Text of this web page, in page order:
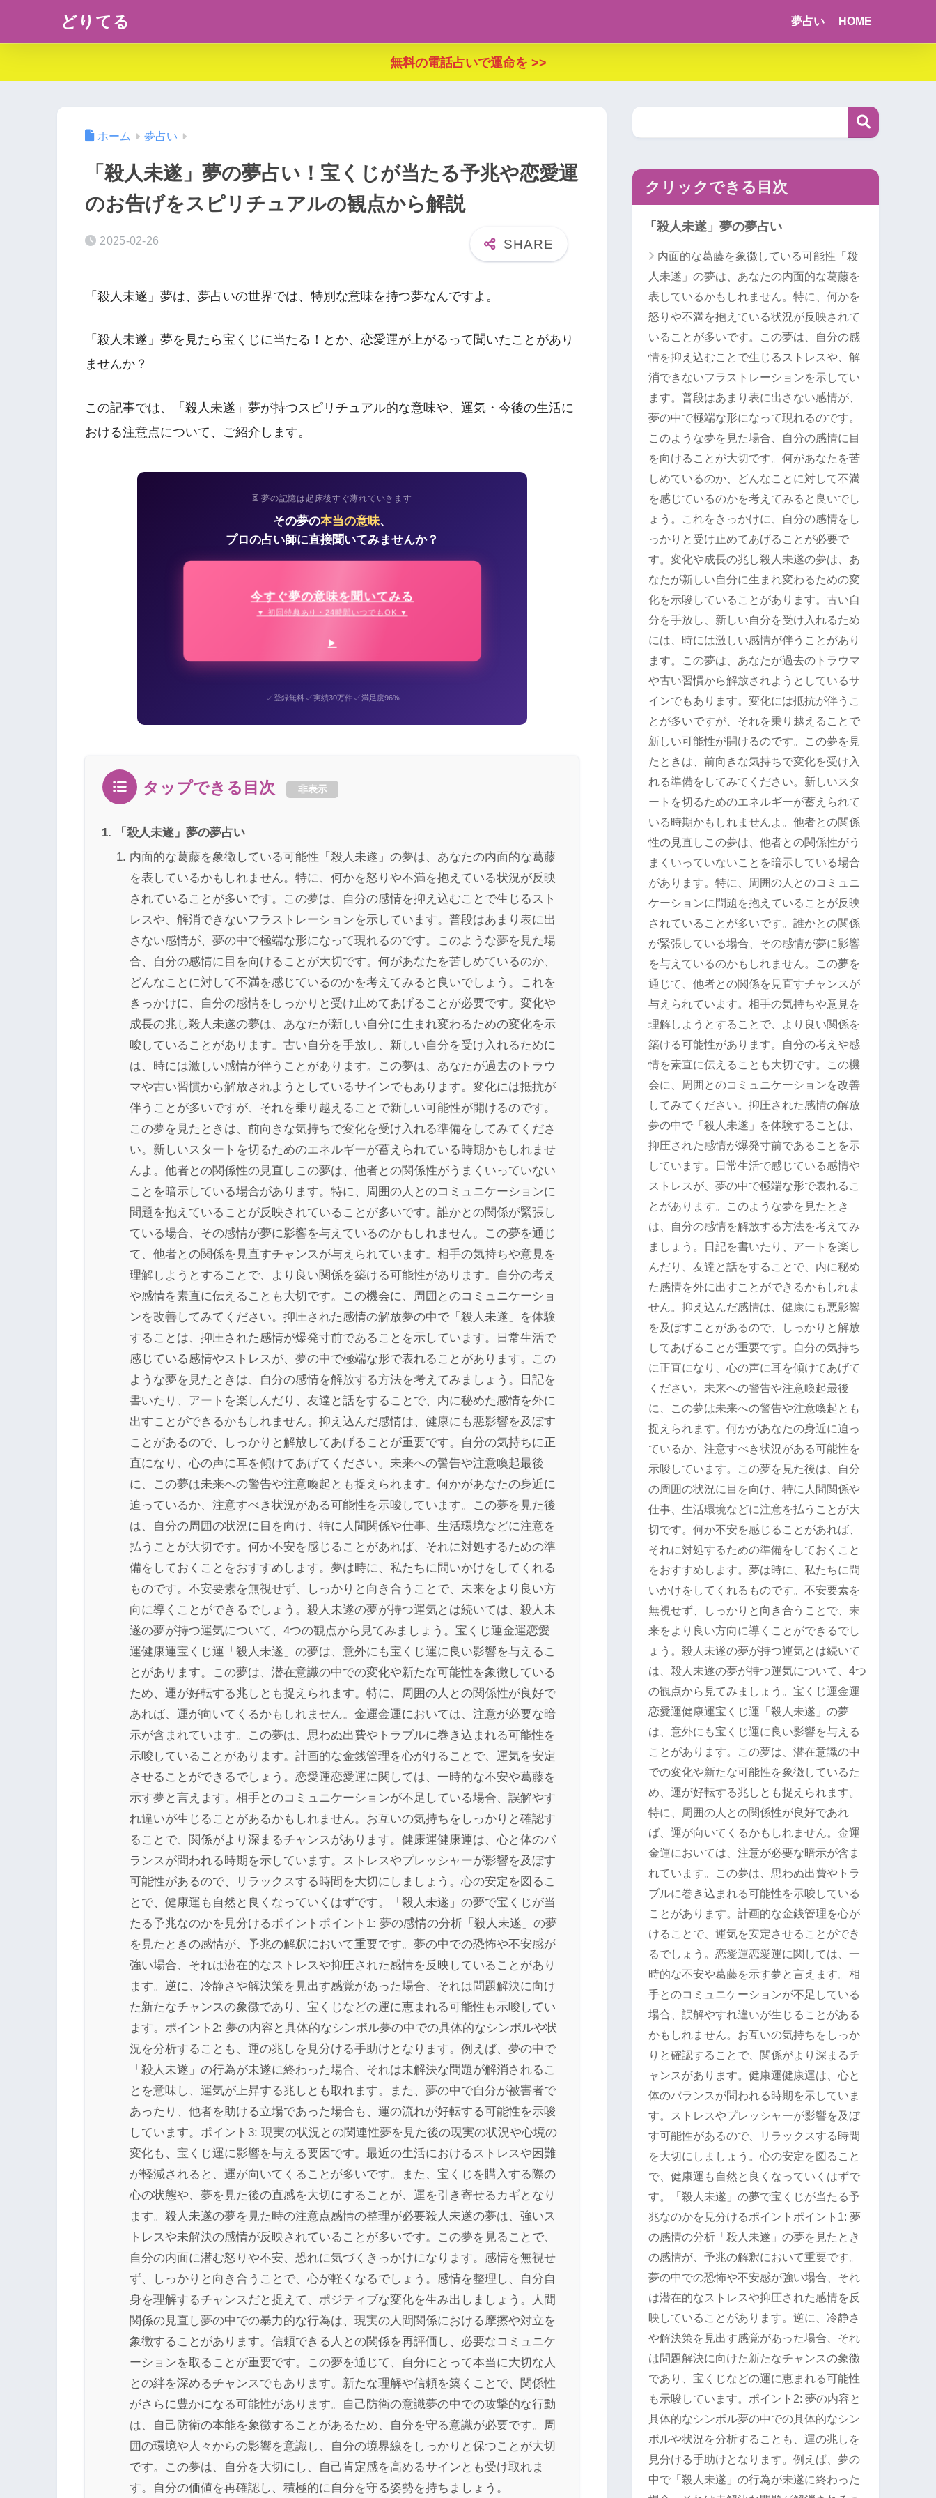
どりてる 夢占い HOME
無料の電話占いで運命を >>
ホーム 夢占い
「殺人未遂」夢の夢占い！宝くじが当たる予兆や恋愛運
のお告げをスピリチュアルの観点から解説
2025-02-26
「殺人未遂」夢は、夢占いの世界では、特別な意味を持つ夢なんですよ。
「殺人未遂」夢を見たら宝くじに当たる！とか、恋愛運が上がるって聞いたことがあり
ませんか？
この記事では、「殺人未遂」夢が持つスピリチュアル的な意味や、運気・今後の生活に
おける注意点について、ご紹介します。
⏳ 夢の記憶は起床後すぐ薄れていきます
その夢の本当の意味、
プロの占い師に直接聞いてみませんか？
今すぐ夢の意味を聞いてみる
▼ 初回特典あり・24時間いつでもOK ▼
✓登録無料✓実績30万件✓満足度96%
タップできる目次 非表示
「殺人未遂」夢の夢占い
内面的な葛藤を象徴している可能性「殺人未遂」の夢は、あなたの内面的な葛藤
を表しているかもしれません。特に、何かを怒りや不満を抱えている状況が反映
されていることが多いです。この夢は、自分の感情を抑え込むことで生じるスト
レスや、解消できないフラストレーションを示しています。普段はあまり表に出
さない感情が、夢の中で極端な形になって現れるのです。このような夢を見た場
合、自分の感情に目を向けることが大切です。何があなたを苦しめているのか、
どんなことに対して不満を感じているのかを考えてみると良いでしょう。これを
きっかけに、自分の感情をしっかりと受け止めてあげることが必要です。変化や
成長の兆し殺人未遂の夢は、あなたが新しい自分に生まれ変わるための変化を示
唆していることがあります。古い自分を手放し、新しい自分を受け入れるために
は、時には激しい感情が伴うことがあります。この夢は、あなたが過去のトラウ
マや古い習慣から解放されようとしているサインでもあります。変化には抵抗が
伴うことが多いですが、それを乗り越えることで新しい可能性が開けるのです。
この夢を見たときは、前向きな気持ちで変化を受け入れる準備をしてみてくださ
い。新しいスタートを切るためのエネルギーが蓄えられている時期かもしれませ
んよ。他者との関係性の見直しこの夢は、他者との関係性がうまくいっていない
ことを暗示している場合があります。特に、周囲の人とのコミュニケーションに
問題を抱えていることが反映されていることが多いです。誰かとの関係が緊張し
ている場合、その感情が夢に影響を与えているのかもしれません。この夢を通じ
て、他者との関係を見直すチャンスが与えられています。相手の気持ちや意見を
理解しようとすることで、より良い関係を築ける可能性があります。自分の考え
や感情を素直に伝えることも大切です。この機会に、周囲とのコミュニケーショ
ンを改善してみてください。抑圧された感情の解放夢の中で「殺人未遂」を体験
することは、抑圧された感情が爆発寸前であることを示しています。日常生活で
感じている感情やストレスが、夢の中で極端な形で表れることがあります。この
ような夢を見たときは、自分の感情を解放する方法を考えてみましょう。日記を
書いたり、アートを楽しんだり、友達と話をすることで、内に秘めた感情を外に
出すことができるかもしれません。抑え込んだ感情は、健康にも悪影響を及ぼす
ことがあるので、しっかりと解放してあげることが重要です。自分の気持ちに正
直になり、心の声に耳を傾けてあげてください。未来への警告や注意喚起最後
に、この夢は未来への警告や注意喚起とも捉えられます。何かがあなたの身近に
迫っているか、注意すべき状況がある可能性を示唆しています。この夢を見た後
は、自分の周囲の状況に目を向け、特に人間関係や仕事、生活環境などに注意を
払うことが大切です。何か不安を感じることがあれば、それに対処するための準
備をしておくことをおすすめします。夢は時に、私たちに問いかけをしてくれる
ものです。不安要素を無視せず、しっかりと向き合うことで、未来をより良い方
向に導くことができるでしょう。殺人未遂の夢が持つ運気とは続いては、殺人未
遂の夢が持つ運気について、4つの観点から見てみましょう。宝くじ運金運恋愛
運健康運宝くじ運「殺人未遂」の夢は、意外にも宝くじ運に良い影響を与えるこ
とがあります。この夢は、潜在意識の中での変化や新たな可能性を象徴している
ため、運が好転する兆しとも捉えられます。特に、周囲の人との関係性が良好で
あれば、運が向いてくるかもしれません。金運金運においては、注意が必要な暗
示が含まれています。この夢は、思わぬ出費やトラブルに巻き込まれる可能性を
示唆していることがあります。計画的な金銭管理を心がけることで、運気を安定
させることができるでしょう。恋愛運恋愛運に関しては、一時的な不安や葛藤を
示す夢と言えます。相手とのコミュニケーションが不足している場合、誤解やす
れ違いが生じることがあるかもしれません。お互いの気持ちをしっかりと確認す
ることで、関係がより深まるチャンスがあります。健康運健康運は、心と体のバ
ランスが問われる時期を示しています。ストレスやプレッシャーが影響を及ぼす
可能性があるので、リラックスする時間を大切にしましょう。心の安定を図るこ
とで、健康運も自然と良くなっていくはずです。「殺人未遂」の夢で宝くじが当
たる予兆なのかを見分けるポイントポイント1: 夢の感情の分析「殺人未遂」の夢
を見たときの感情が、予兆の解釈において重要です。夢の中での恐怖や不安感が
強い場合、それは潜在的なストレスや抑圧された感情を反映していることがあり
ます。逆に、冷静さや解決策を見出す感覚があった場合、それは問題解決に向け
た新たなチャンスの象徴であり、宝くじなどの運に恵まれる可能性も示唆してい
ます。ポイント2: 夢の内容と具体的なシンボル夢の中での具体的なシンボルや状
況を分析することも、運の兆しを見分ける手助けとなります。例えば、夢の中で
「殺人未遂」の行為が未遂に終わった場合、それは未解決な問題が解消されるこ
とを意味し、運気が上昇する兆しとも取れます。また、夢の中で自分が被害者で
あったり、他者を助ける立場であった場合も、運の流れが好転する可能性を示唆
しています。ポイント3: 現実の状況との関連性夢を見た後の現実の状況や心境の
変化も、宝くじ運に影響を与える要因です。最近の生活におけるストレスや困難
が軽減されると、運が向いてくることが多いです。また、宝くじを購入する際の
心の状態や、夢を見た後の直感を大切にすることが、運を引き寄せるカギとなり
ます。殺人未遂の夢を見た時の注意点感情の整理が必要殺人未遂の夢は、強いス
トレスや未解決の感情が反映されていることが多いです。この夢を見ることで、
自分の内面に潜む怒りや不安、恐れに気づくきっかけになります。感情を無視せ
ず、しっかりと向き合うことで、心が軽くなるでしょう。感情を整理し、自分自
身を理解するチャンスだと捉えて、ポジティブな変化を生み出しましょう。人間
関係の見直し夢の中での暴力的な行為は、現実の人間関係における摩擦や対立を
象徴することがあります。信頼できる人との関係を再評価し、必要なコミュニケ
ーションを取ることが重要です。この夢を通じて、自分にとって本当に大切な人
との絆を深めるチャンスでもあります。新たな理解や信頼を築くことで、関係性
がさらに豊かになる可能性があります。自己防衛の意識夢の中での攻撃的な行動
は、自己防衛の本能を象徴することがあるため、自分を守る意識が必要です。周
囲の環境や人々からの影響を意識し、自分の境界線をしっかりと保つことが大切
です。この夢は、自分を大切にし、自己肯定感を高めるサインとも受け取れま
す。自分の価値を再確認し、積極的に自分を守る姿勢を持ちましょう。
クリックできる目次
「殺人未遂」夢の夢占い
内面的な葛藤を象徴している可能性「殺
人未遂」の夢は、あなたの内面的な葛藤を
表しているかもしれません。特に、何かを
怒りや不満を抱えている状況が反映されて
いることが多いです。この夢は、自分の感
情を抑え込むことで生じるストレスや、解
消できないフラストレーションを示してい
ます。普段はあまり表に出さない感情が、
夢の中で極端な形になって現れるのです。
このような夢を見た場合、自分の感情に目
を向けることが大切です。何があなたを苦
しめているのか、どんなことに対して不満
を感じているのかを考えてみると良いでし
ょう。これをきっかけに、自分の感情をし
っかりと受け止めてあげることが必要で
す。変化や成長の兆し殺人未遂の夢は、あ
なたが新しい自分に生まれ変わるための変
化を示唆していることがあります。古い自
分を手放し、新しい自分を受け入れるため
には、時には激しい感情が伴うことがあり
ます。この夢は、あなたが過去のトラウマ
や古い習慣から解放されようとしているサ
インでもあります。変化には抵抗が伴うこ
とが多いですが、それを乗り越えることで
新しい可能性が開けるのです。この夢を見
たときは、前向きな気持ちで変化を受け入
れる準備をしてみてください。新しいスタ
ートを切るためのエネルギーが蓄えられて
いる時期かもしれませんよ。他者との関係
性の見直しこの夢は、他者との関係性がう
まくいっていないことを暗示している場合
があります。特に、周囲の人とのコミュニ
ケーションに問題を抱えていることが反映
されていることが多いです。誰かとの関係
が緊張している場合、その感情が夢に影響
を与えているのかもしれません。この夢を
通じて、他者との関係を見直すチャンスが
与えられています。相手の気持ちや意見を
理解しようとすることで、より良い関係を
築ける可能性があります。自分の考えや感
情を素直に伝えることも大切です。この機
会に、周囲とのコミュニケーションを改善
してみてください。抑圧された感情の解放
夢の中で「殺人未遂」を体験することは、
抑圧された感情が爆発寸前であることを示
しています。日常生活で感じている感情や
ストレスが、夢の中で極端な形で表れるこ
とがあります。このような夢を見たとき
は、自分の感情を解放する方法を考えてみ
ましょう。日記を書いたり、アートを楽し
んだり、友達と話をすることで、内に秘め
た感情を外に出すことができるかもしれま
せん。抑え込んだ感情は、健康にも悪影響
を及ぼすことがあるので、しっかりと解放
してあげることが重要です。自分の気持ち
に正直になり、心の声に耳を傾けてあげて
ください。未来への警告や注意喚起最後
に、この夢は未来への警告や注意喚起とも
捉えられます。何かがあなたの身近に迫っ
ているか、注意すべき状況がある可能性を
示唆しています。この夢を見た後は、自分
の周囲の状況に目を向け、特に人間関係や
仕事、生活環境などに注意を払うことが大
切です。何か不安を感じることがあれば、
それに対処するための準備をしておくこと
をおすすめします。夢は時に、私たちに問
いかけをしてくれるものです。不安要素を
無視せず、しっかりと向き合うことで、未
来をより良い方向に導くことができるでし
ょう。殺人未遂の夢が持つ運気とは続いて
は、殺人未遂の夢が持つ運気について、4つ
の観点から見てみましょう。宝くじ運金運
恋愛運健康運宝くじ運「殺人未遂」の夢
は、意外にも宝くじ運に良い影響を与える
ことがあります。この夢は、潜在意識の中
での変化や新たな可能性を象徴しているた
め、運が好転する兆しとも捉えられます。
特に、周囲の人との関係性が良好であれ
ば、運が向いてくるかもしれません。金運
金運においては、注意が必要な暗示が含ま
れています。この夢は、思わぬ出費やトラ
ブルに巻き込まれる可能性を示唆している
ことがあります。計画的な金銭管理を心が
けることで、運気を安定させることができ
るでしょう。恋愛運恋愛運に関しては、一
時的な不安や葛藤を示す夢と言えます。相
手とのコミュニケーションが不足している
場合、誤解やすれ違いが生じることがある
かもしれません。お互いの気持ちをしっか
りと確認することで、関係がより深まるチ
ャンスがあります。健康運健康運は、心と
体のバランスが問われる時期を示していま
す。ストレスやプレッシャーが影響を及ぼ
す可能性があるので、リラックスする時間
を大切にしましょう。心の安定を図ること
で、健康運も自然と良くなっていくはずで
す。「殺人未遂」の夢で宝くじが当たる予
兆なのかを見分けるポイントポイント1: 夢
の感情の分析「殺人未遂」の夢を見たとき
の感情が、予兆の解釈において重要です。
夢の中での恐怖や不安感が強い場合、それ
は潜在的なストレスや抑圧された感情を反
映していることがあります。逆に、冷静さ
や解決策を見出す感覚があった場合、それ
は問題解決に向けた新たなチャンスの象徴
であり、宝くじなどの運に恵まれる可能性
も示唆しています。ポイント2: 夢の内容と
具体的なシンボル夢の中での具体的なシン
ボルや状況を分析することも、運の兆しを
見分ける手助けとなります。例えば、夢の
中で「殺人未遂」の行為が未遂に終わった